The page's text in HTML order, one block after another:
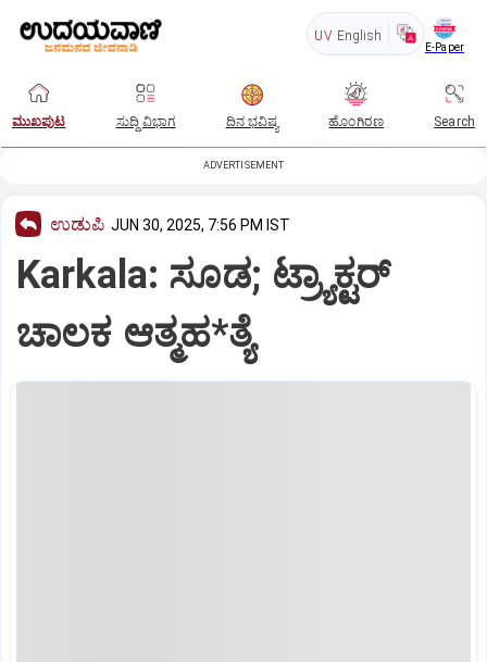
UV English
E-Paper
ಮುಖಪುಟ ಸುದ್ದಿ ವಿಭಾಗ ದಿನ ಭವಿಷ್ಯ ಹೊಂಗಿರಣ Search
ADVERTISEMENT
ಉಡುಪಿ JUN 30, 2025, 7:56 PM IST
Karkala: ಸೂಡ; ಟ್ರ್ಯಾಕ್ಟರ್‌
ಚಾಲಕ ಆತ್ಮಹ*ತ್ಯೆ